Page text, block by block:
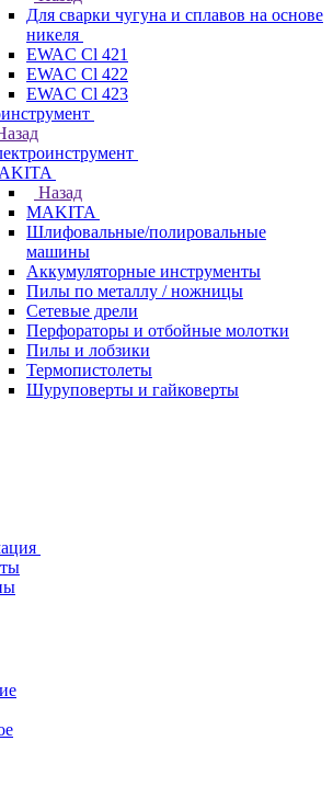
Для сварки чугуна и сплавов на основе
никеля
EWAC Cl 421
EWAC Cl 422
EWAC Cl 423
Назад
МAKITA
Шлифовальные/полировальные
машины
Аккумуляторные инструменты
Пилы по металлу / ножницы
Сетевые дрели
Перфораторы и отбойные молотки
Пилы и лобзики
Термопистолеты
Шуруповерты и гайковерты